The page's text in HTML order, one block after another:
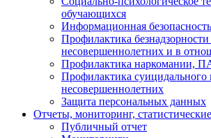
обучающихся
Информационная безопасность
Профилактика
несовершеннолетних и в
Профилактика
Профилактика суицидального
несовершеннолетних
Защита персональных данных
Отчеты, мониторинг,
Публичный отчет